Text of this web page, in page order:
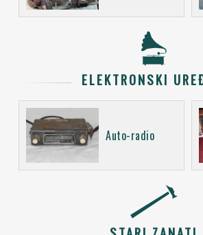
ELEKTRONSKI
Auto-radio